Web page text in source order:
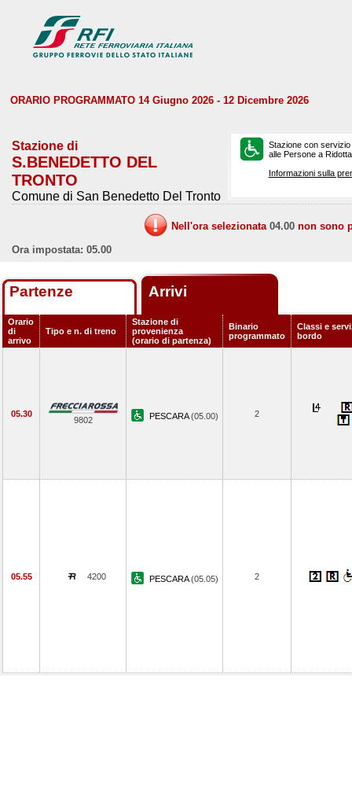
ORARIO PROGRAMMATO 14 Giugno 2026 - 12 Dicembre 2026
Stazione di
S.BENEDETTO DEL
TRONTO
Comune di San Benedetto Del Tronto
Stazione con
alle Persone a
Informazioni sulla
Nell'ora selezionata 04.00 non sono
Ora impostata: 05.00
Partenze Arrivi
Orario
di
arrivo
Tipo e n. di treno
Stazione di
provenienza
(orario di partenza)
Binario
programmato
Classi e
bordo
05.30
9802 PESCARA(05.00) 2
05.55 4200 PESCARA(05.05) 2